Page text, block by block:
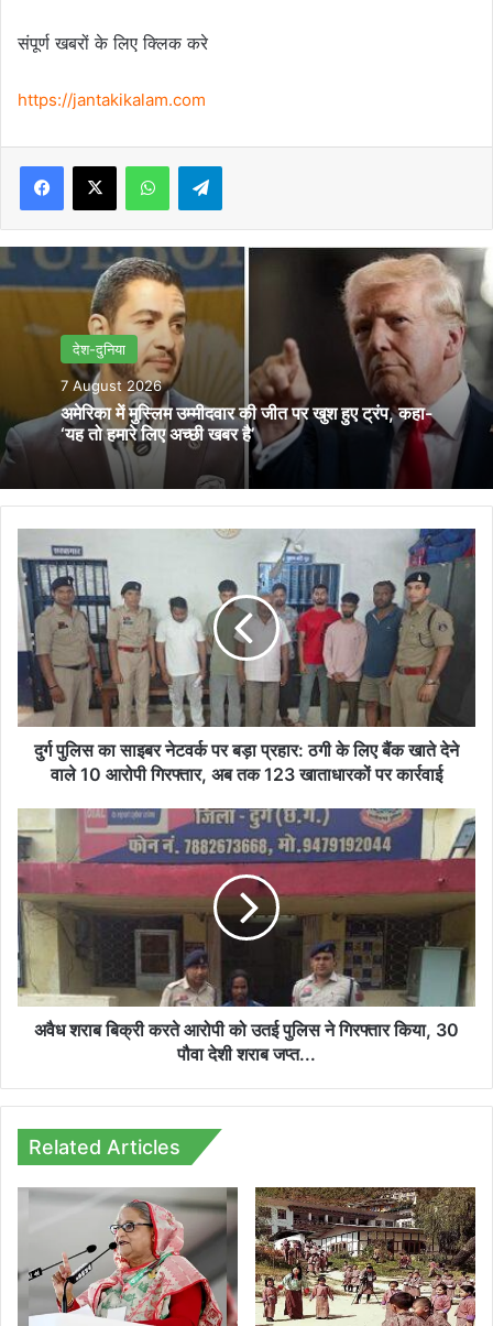
संपूर्ण खबरों के लिए क्लिक करे
https://jantakikalam.com
Facebook
X WhatsAppTelegram
देश-दुनिया
7 August 2026
अमेरिका में मुस्लिम उम्मीदवार की जीत पर खुश हुए ट्रंप, कहा-
‘यह तो हमारे लिए अच्छी खबर है’
पुलिस
का
साइबर
नेटवर्क
पर
बड़ा
प्रहार:
ठगी
देने
वाले
10
आरोपी
गिरफ्तार,
अब
तक
123
खाताधारकों
दुर्ग पुलिस का साइबर नेटवर्क पर बड़ा प्रहार: ठगी के लिए बैंक खाते देने
वाले 10 आरोपी गिरफ्तार, अब तक 123 खाताधारकों पर कार्रवाई
शराब
बिक्री
करते
आरोपी
को
उतई
पुलिस
ने
गिरफ्तार
शराब
जप्त...
अवैध शराब बिक्री करते आरोपी को उतई पुलिस ने गिरफ्तार किया, 30
पौवा देशी शराब जप्त...
Related Articles